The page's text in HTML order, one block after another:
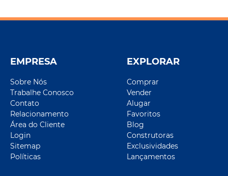
EMPRESA
Sobre Nós
Trabalhe Conosco
Contato
Relacionamento
Área do Cliente
Login
Sitemap
Políticas
EXPLORAR
Comprar
Vender
Alugar
Favoritos
Blog
Construtoras
Exclusividades
Lançamentos